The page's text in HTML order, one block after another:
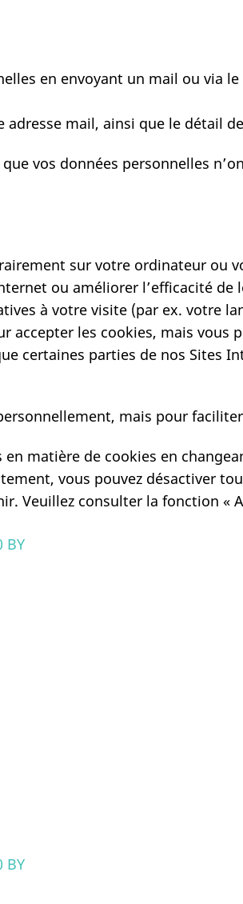
en envoyant un mail ou via
mail, ainsi que le détail
vos données personnelles
sur votre ordinateur ou
ou améliorer l’efficacité
à votre visite (par ex. votre
les cookies, mais
certaines parties de nos Sites
mais pour
matière de cookies en
vous pouvez désactiver
Veuillez consulter la fonction «
BY
BY